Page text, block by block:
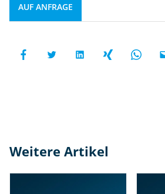
AUF ANFRAGE
Weitere Artikel